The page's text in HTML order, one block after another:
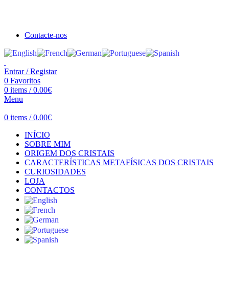
Contacte-nos
Entrar / Registar
0 Favoritos
0 items / 0.00€
Menu
0 items / 0.00€
INÍCIO
SOBRE MIM
ORIGEM DOS CRISTAIS
CARACTERÍSTICAS METAFÍSICAS DOS CRISTAIS
CURIOSIDADES
LOJA
CONTACTOS